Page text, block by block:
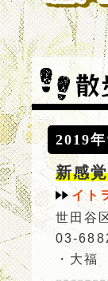
2019
新感
イト
世田谷
03-
・大